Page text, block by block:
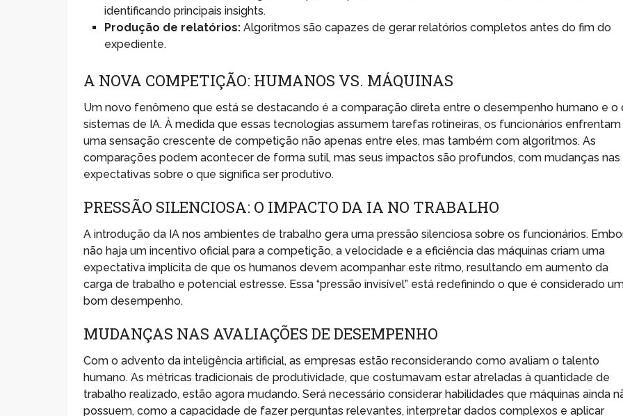
identificando principais insights.
Produção de relatórios: Algoritmos são capazes de gerar relatórios completos antes do fim do
expediente.
A NOVA COMPETIÇÃO: HUMANOS VS. MÁQUINAS
Um novo fenômeno que está se destacando é a comparação direta entre o desempenho humano e o
sistemas de IA. À medida que essas tecnologias assumem tarefas rotineiras, os funcionários enfrentam
uma sensação crescente de competição não apenas entre eles, mas também com algoritmos. As
comparações podem acontecer de forma sutil, mas seus impactos são profundos, com mudanças nas
expectativas sobre o que significa ser produtivo.
PRESSÃO SILENCIOSA: O IMPACTO DA IA NO TRABALHO
A introdução da IA nos ambientes de trabalho gera uma pressão silenciosa sobre os funcionários.
não haja um incentivo oficial para a competição, a velocidade e a eficiência das máquinas criam uma
expectativa implícita de que os humanos devem acompanhar este ritmo, resultando em aumento da
carga de trabalho e potencial estresse. Essa “pressão invisível” está redefinindo o que é considerado
bom desempenho.
MUDANÇAS NAS AVALIAÇÕES DE DESEMPENHO
Com o advento da inteligência artificial, as empresas estão reconsiderando como avaliam o talento
humano. As métricas tradicionais de produtividade, que costumavam estar atreladas à quantidade de
trabalho realizado, estão agora mudando. Será necessário considerar habilidades que máquinas ainda
possuem, como a capacidade de fazer perguntas relevantes, interpretar dados complexos e aplicar